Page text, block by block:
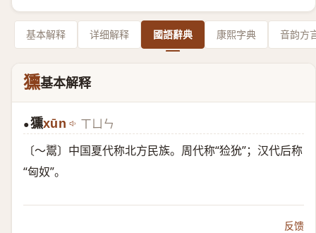
基本解释 详细解释 國語辭典 康熙字典 音韵方
獯基本解释
●獯xūn ㄒㄩㄣ
〔～鬻〕中国夏代称北方民族。周代称“猃狁”；汉代后称
“匈奴”。
反馈